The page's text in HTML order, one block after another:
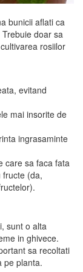
bunicii aflati ca
doar sa
rosiilor
evitand
mai insorite de
ingrasaminte
care sa faca fata
fructe (da,
sunt o alta
in ghivece.
sa recoltati
pe planta.